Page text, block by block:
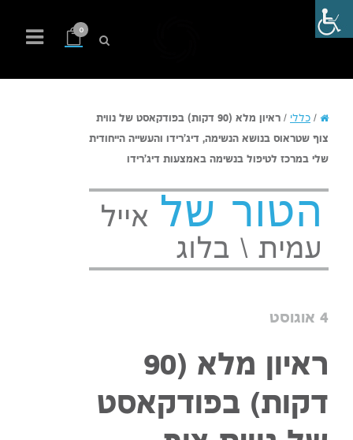
0
/ כללי /
ראיון מלא (90 דקות) בפודקאסט של נווית
צוף שטראוס בנושא הנשימה, דיג'רידו והעשייה הייחודית
שלי במרכז לטיפול בנשימה באמצעות דיג'רידו
הטור של אייל
עמית \ בלוג
4 אוגוסט
ראיון מלא (90
דקות) בפודקאסט